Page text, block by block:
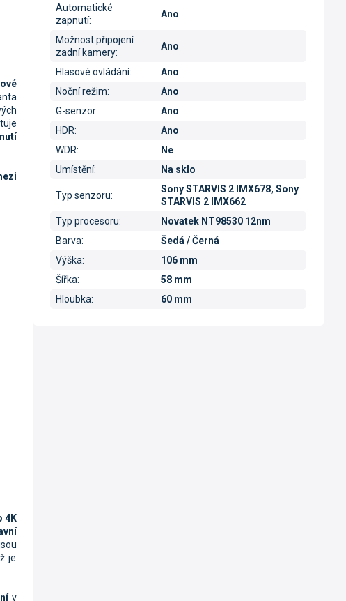
4K
je
v
Automatické
zapnutí:
Ano
Možnost připojení
zadní kamery:
Ano
Hlasové ovládání:
Ano
Noční režim:
Ano
G-senzor:
Ano
HDR:
Ano
WDR:
Ne
Umístění: Na sklo
Typ senzoru:
Sony STARVIS 2 IMX678, Sony
STARVIS 2 IMX662
Typ procesoru:
Novatek NT98530 12nm
Barva:
Šedá / Černá
Výška:
106 mm
Šířka:
58 mm
Hloubka: 60 mm